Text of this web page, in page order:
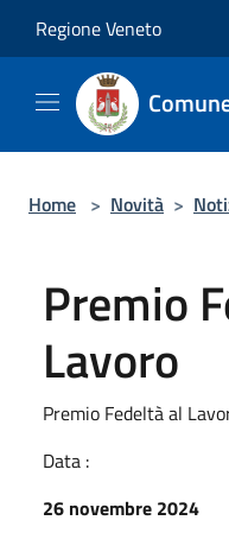
Regione Veneto
Home > Novità >
Premio
Lavoro
Premio Fedeltà al
Data :
26 novembre 2024